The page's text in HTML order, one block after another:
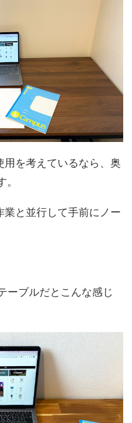
を考えているなら、奥
と並行して手前にノー
ーブルだとこんな感じ